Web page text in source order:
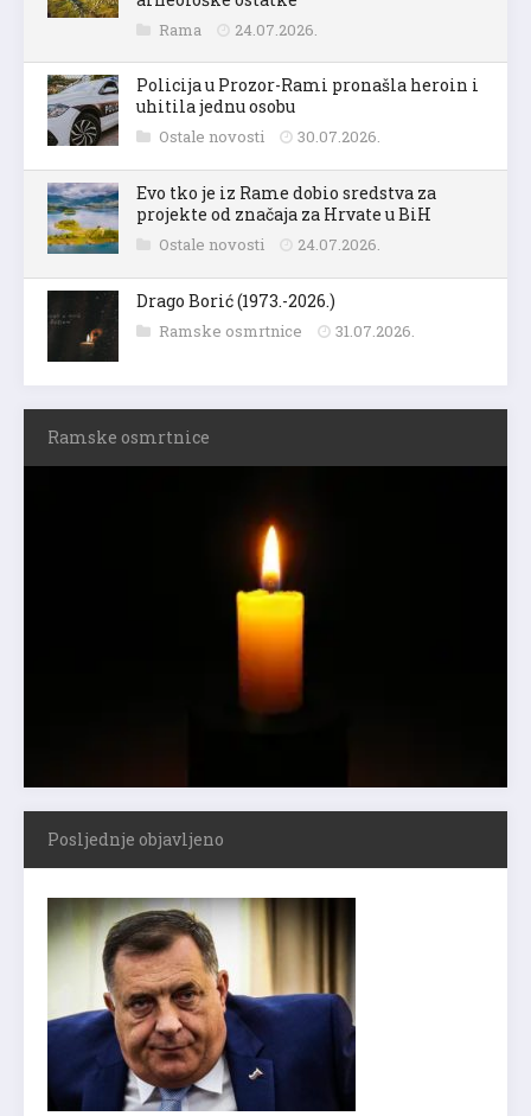
Rama 24.07.2026.
Policija u Prozor-Rami pronašla heroin i
uhitila jednu osobu
Ostale novosti 30.07.2026.
Evo tko je iz Rame dobio sredstva za
projekte od značaja za Hrvate u BiH
Ostale novosti 24.07.2026.
Drago Borić (1973.-2026.)
Ramske osmrtnice 31.07.2026.
Ramske osmrtnice
Posljednje objavljeno